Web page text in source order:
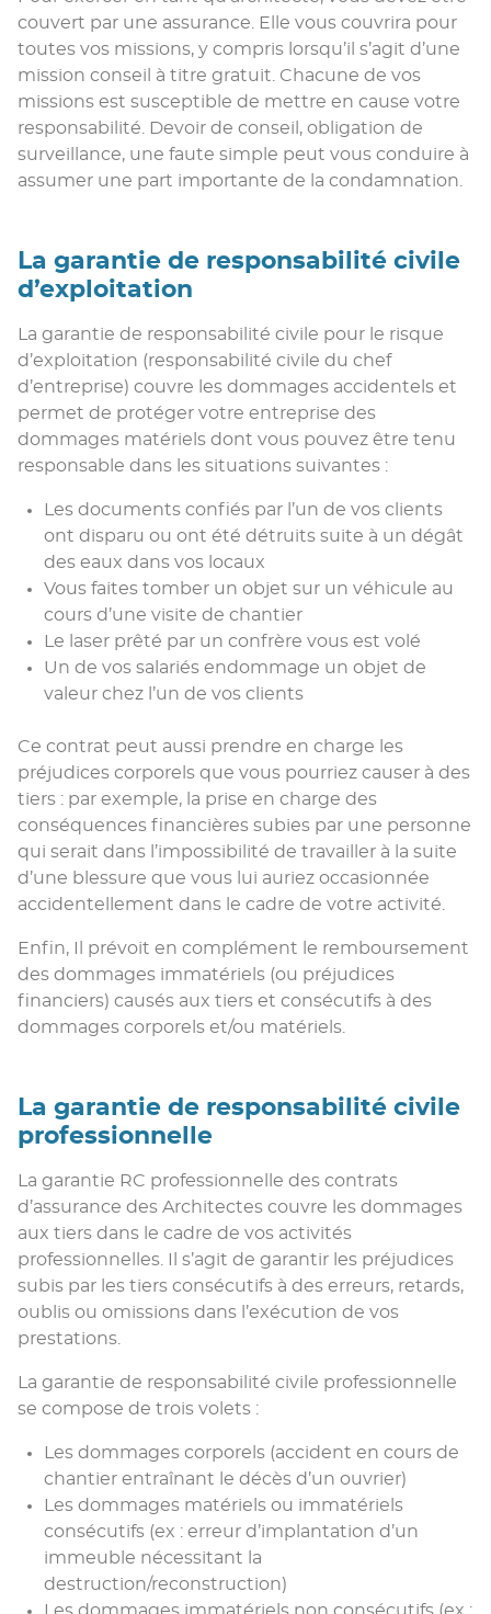
couvert par une assurance. Elle vous couvrira pour
toutes vos missions, y compris lorsqu’il s’agit d’une
mission conseil à titre gratuit. Chacune de vos
missions est susceptible de mettre en cause votre
responsabilité. Devoir de conseil, obligation de
surveillance, une faute simple peut vous conduire à
assumer une part importante de la condamnation.
La garantie de responsabilité civile
d’exploitation
La garantie de responsabilité civile pour le risque
d’exploitation (responsabilité civile du chef
d’entreprise) couvre les dommages accidentels et
permet de protéger votre entreprise des
dommages matériels dont vous pouvez être tenu
responsable dans les situations suivantes :
Les documents confiés par l’un de vos clients
ont disparu ou ont été détruits suite à un dégât
des eaux dans vos locaux
Vous faites tomber un objet sur un véhicule au
cours d’une visite de chantier
Le laser prêté par un confrère vous est volé
Un de vos salariés endommage un objet de
valeur chez l’un de vos clients
Ce contrat peut aussi prendre en charge les
préjudices corporels que vous pourriez causer à des
tiers : par exemple, la prise en charge des
conséquences financières subies par une personne
qui serait dans l’impossibilité de travailler à la suite
d’une blessure que vous lui auriez occasionnée
accidentellement dans le cadre de votre activité.
Enfin, Il prévoit en complément le remboursement
des dommages immatériels (ou préjudices
financiers) causés aux tiers et consécutifs à des
dommages corporels et/ou matériels.
La garantie de responsabilité civile
professionnelle
La garantie RC professionnelle des contrats
d’assurance des Architectes couvre les dommages
aux tiers dans le cadre de vos activités
professionnelles. Il s’agit de garantir les préjudices
subis par les tiers consécutifs à des erreurs, retards,
oublis ou omissions dans l’exécution de vos
prestations.
La garantie de responsabilité civile professionnelle
se compose de trois volets :
Les dommages corporels (accident en cours de
chantier entraînant le décès d’un ouvrier)
Les dommages matériels ou immatériels
consécutifs (ex : erreur d’implantation d’un
immeuble nécessitant la
destruction/reconstruction)